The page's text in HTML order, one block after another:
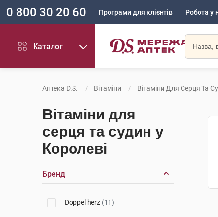
0 800 30 20 60 Програми для клієнтів Робота у
Каталог
Аптека D.S. Вітаміни Вітаміни Для Серця Та
Вітаміни для
серця та судин у
Королеві
Бренд
Doppel herz (11)